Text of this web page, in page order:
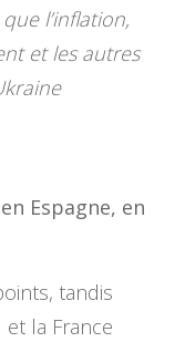
l’inflation,
et les autres
Espagne, en
tandis
la France